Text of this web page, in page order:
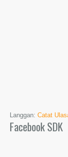
Langgan: Catat
Facebook SDK